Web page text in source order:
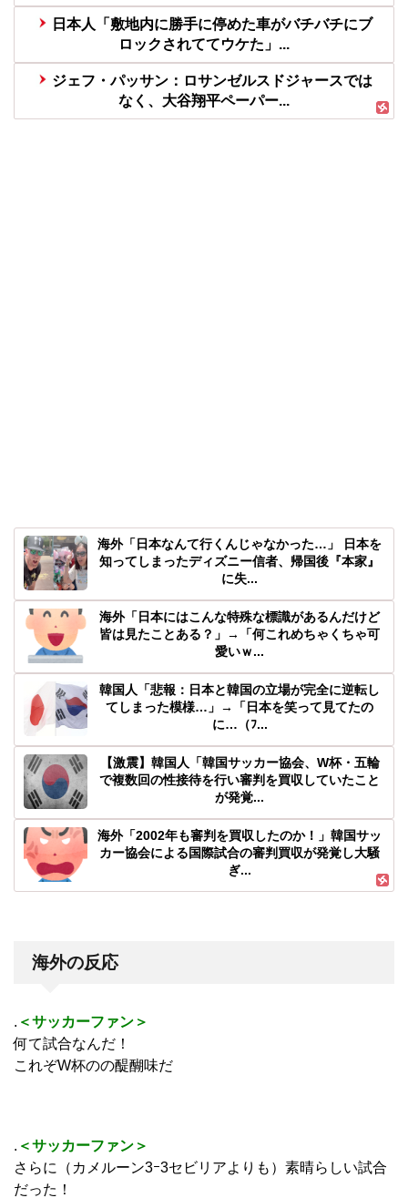
日本人「敷地内に勝手に停めた車がバチバチにブ
ロックされててウケた」...
ジェフ・パッサン：ロサンゼルスドジャースでは
なく、大谷翔平ペーパー...
海外「日本なんて行くんじゃなかった…」 日本を
知ってしまったディズニー信者、帰国後『本家』
に失...
海外「日本にはこんな特殊な標識があるんだけど
皆は見たことある？」→「何これめちゃくちゃ可
愛いｗ...
韓国人「悲報：日本と韓国の立場が完全に逆転し
てしまった模様…」→「日本を笑って見てたの
に…（ﾌ...
【激震】韓国人「韓国サッカー協会、W杯・五輪
で複数回の性接待を行い審判を買収していたこと
が発覚...
海外「2002年も審判を買収したのか！」韓国サッ
カー協会による国際試合の審判買収が発覚し大騒
ぎ...
海外の反応
. ＜サッカーファン＞
何て試合なんだ！
これぞW杯のの醍醐味だ
. ＜サッカーファン＞
さらに（カメルーン3ｰ3セビリアよりも）素晴らしい試合
だった！